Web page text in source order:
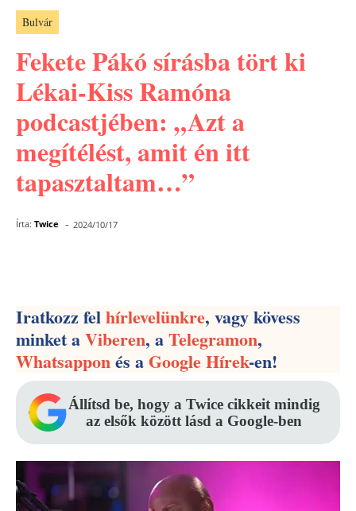
Bulvár
Fekete Pákó sírásba tört ki
Lékai-Kiss Ramóna
podcastjében: „Azt a
megítélést, amit én itt
tapasztaltam…”
Írta: Twice - 2024/10/17
Iratkozz felhírlevelünkre, vagy kövess
minket aViberen, aTelegramon,
Whatsapponés aGoogle Hírek-en!
Állítsd be, hogy a Twice cikkeit mindig
az elsők között lásd a Google-ben